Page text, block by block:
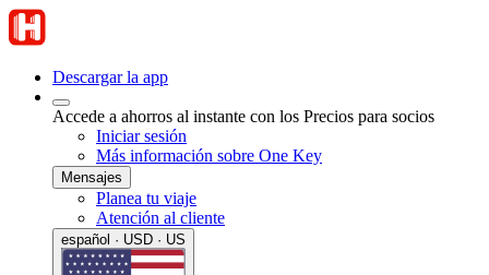
Descargar la app
Accede a ahorros al instante con los Precios para socios
Iniciar sesión
Más información sobre One Key
Mensajes
Planea tu viaje
Atención al cliente
español · USD · US